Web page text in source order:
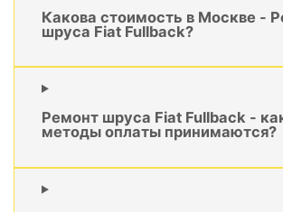
Какова стоимость в Москве -
шруса Fiat Fullback?
Ремонт шруса Fiat Fullback -
методы оплаты принимаются?